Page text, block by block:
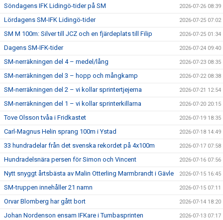
Söndagens IFK Lidingö-tider på SM 2026-07-26 08:39
Lördagens SM-IFK Lidingö-tider 2026-07-25 07:02
SM M 100m: Silver till JCZ och en fjärdeplats till Filip 2026-07-25 01:34
Dagens SM-IFK-tider 2026-07-24 09:40
SM-nerräkningen del 4 – medel/lång 2026-07-23 08:35
SM-nerräkningen del 3 – hopp och mångkamp 2026-07-22 08:38
SM-nerräkningen del 2 – vi kollar sprintertjejerna 2026-07-21 12:54
SM-nerräkningen del 1 – vi kollar sprinterkillarna 2026-07-20 20:15
Tove Olsson tvåa i Fridkastet 2026-07-19 18:35
Carl-Magnus Helin sprang 100m i Ystad 2026-07-18 14:49
33 hundradelar från det svenska rekordet på 4x100m 2026-07-17 07:58
Hundradelsnära persen för Simon och Vincent 2026-07-16 07:56
Nytt snyggt årtsbästa av Malin Otterling Marmbrandt i Gävle 2026-07-15 16:45
SM-truppen innehåller 21 namn 2026-07-15 07:11
Orvar Blomberg har gått bort 2026-07-14 18:20
Johan Nordenson ensam IFKare i Tumbasprinten 2026-07-13 07:17